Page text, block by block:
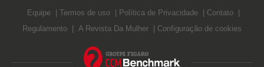
Equipe Termos de uso Política de Privacidade
Contato
Regulamento
A Revista Da Mulher Configuração de cookies